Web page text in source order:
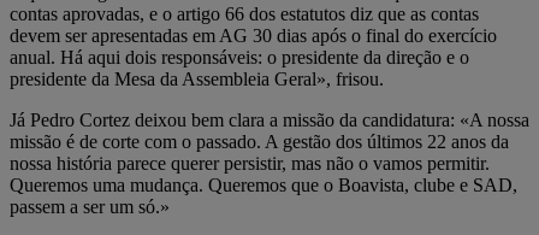
contas aprovadas, e o artigo 66 dos estatutos diz que as contas
devem ser apresentadas em AG 30 dias após o final do exercício
anual. Há aqui dois responsáveis: o presidente da direção e o
presidente da Mesa da Assembleia Geral», frisou.
Já Pedro Cortez deixou bem clara a missão da candidatura: «A nossa
missão é de corte com o passado. A gestão dos últimos 22 anos da
nossa história parece querer persistir, mas não o vamos permitir.
Queremos uma mudança. Queremos que o Boavista, clube e SAD,
passem a ser um só.»